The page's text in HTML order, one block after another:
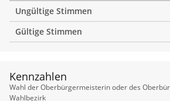
Ungültige Stimmen
Gültige Stimmen
Kennzahlen
Kennzahlen
Wahl der Oberbürgermeisterin oder des
Wahlbezirk